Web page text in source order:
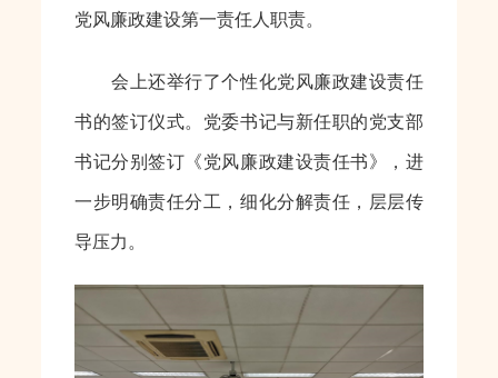
党风廉政建设第一责任人职责。
会上还举行了个性化党风廉政建设责任
书的签订仪式。党委书记与新任职的党支部
书记分别签订《党风廉政建设责任书》，进
一步明确责任分工，细化分解责任，层层传
导压力。